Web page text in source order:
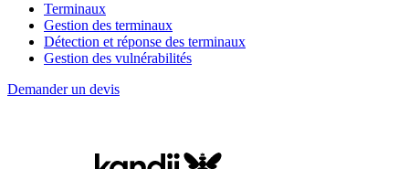
Terminaux
Gestion des terminaux
Détection et réponse des terminaux
Gestion des vulnérabilités
Demander un devis